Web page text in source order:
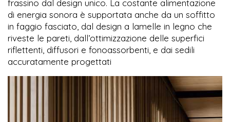
frassino dal design unico. La costante alimentazione
di energia sonora è supportata anche da un soffitto
in faggio fasciato, dal design a lamelle in legno che
riveste le pareti, dall’ottimizzazione delle superfici
riflettenti, diffusori e fonoassorbenti, e dai sedili
accuratamente progettati